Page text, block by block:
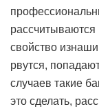
свойство
рвутся,
случаев такие
это сделать,